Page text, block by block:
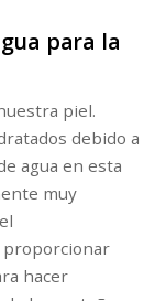
para la
piel.
debido a
agua en esta
muy
hacer